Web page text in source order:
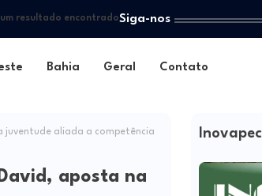
resultado encontradoSiga-nos
Bahia Geral Contato
aliada a competência
aposta na
Inovapec